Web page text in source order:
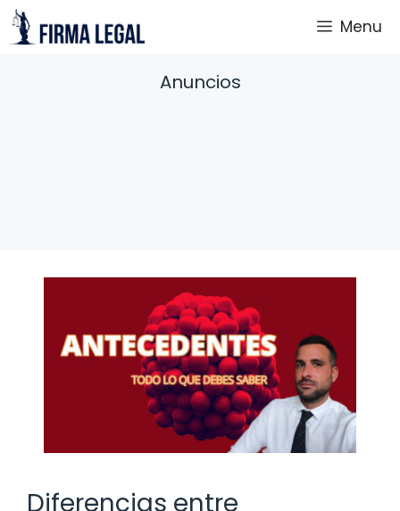
Saltar
al
Menu
Anuncios
Diferencias entre